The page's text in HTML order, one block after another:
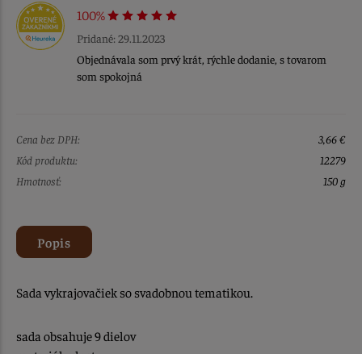
100%
Pridané: 29.11.2023
Objednávala som prvý krát, rýchle dodanie, s tovarom
som spokojná
Cena bez DPH:
3,66 €
Kód produktu:
12279
Hmotnosť:
150 g
Popis
Sada vykrajovačiek so svadobnou tematikou.
sada obsahuje 9 dielov